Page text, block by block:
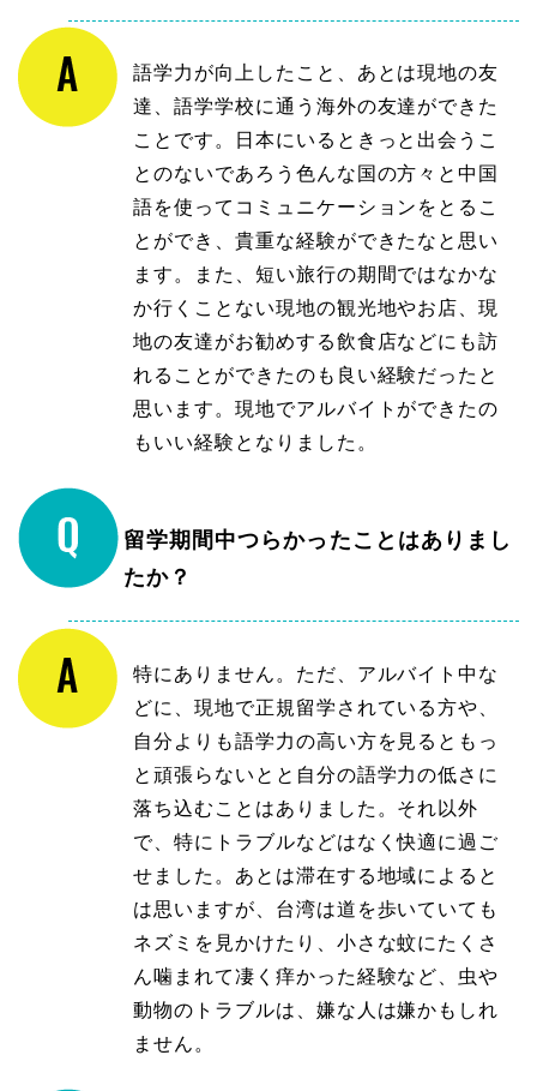
語学力が向上したこと、あとは現地の友
達、語学学校に通う海外の友達ができた
ことです。日本にいるときっと出会うこ
とのないであろう色んな国の方々と中国
語を使ってコミュニケーションをとるこ
とができ、貴重な経験ができたなと思い
ます。また、短い旅行の期間ではなかな
か行くことない現地の観光地やお店、現
地の友達がお勧めする飲食店などにも訪
れることができたのも良い経験だったと
思います。現地でアルバイトができたの
もいい経験となりました。
留学期間中つらかったことはありまし
たか？
特にありません。ただ、アルバイト中な
どに、現地で正規留学されている方や、
自分よりも語学力の高い方を見るともっ
と頑張らないとと自分の語学力の低さに
落ち込むことはありました。それ以外
で、特にトラブルなどはなく快適に過ご
せました。あとは滞在する地域によると
は思いますが、台湾は道を歩いていても
ネズミを見かけたり、小さな蚊にたくさ
ん噛まれて凄く痒かった経験など、虫や
動物のトラブルは、嫌な人は嫌かもしれ
ません。